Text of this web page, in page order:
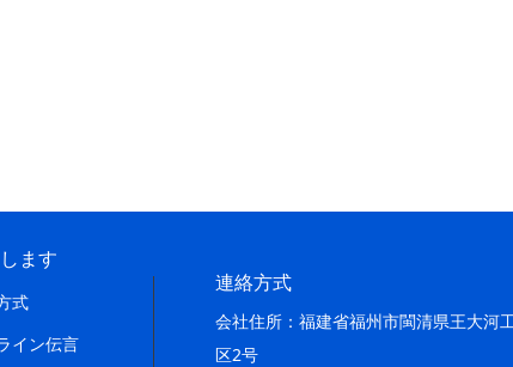
ます
式
イン伝言
連絡方式
会社住所：福建省福州市閩清県王大河
区2号